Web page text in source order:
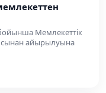
Мемлекеттік
айырылуына